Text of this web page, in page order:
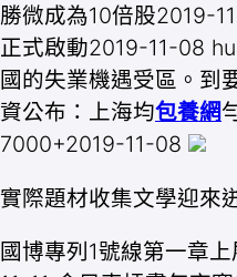
勝微成為10倍股2019-
正式啟動2019-11-08
國的失業機遇受區。到
資公布：上海均包養網
7000+2019-11-08
實際題材收集文學迎來
國博專列1號線第一章